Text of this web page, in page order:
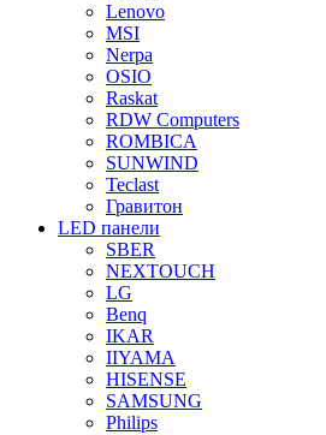
Lenovo
MSI
Nerpa
OSIO
Raskat
RDW Computers
ROMBICA
SUNWIND
Teclast
Гравитон
LED панели
SBER
NEXTOUCH
LG
Benq
IKAR
IIYAMA
HISENSE
SAMSUNG
Philips